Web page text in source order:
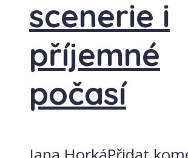
scenerie i
příjemné
počasí